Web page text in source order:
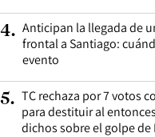
4. Anticipan la llegada de
frontal a Santiago:
evento
5. TC rechaza por 7 votos
para destituir al
dichos sobre el golpe de